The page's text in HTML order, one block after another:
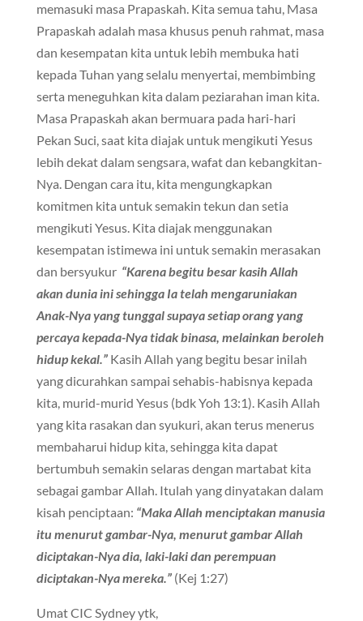
memasuki masa Prapaskah. Kita semua tahu, Masa
Prapaskah adalah masa khusus penuh rahmat, masa
dan kesempatan kita untuk lebih membuka hati
kepada Tuhan yang selalu menyertai, membimbing
serta meneguhkan kita dalam peziarahan iman kita.
Masa Prapaskah akan bermuara pada hari-hari
Pekan Suci, saat kita diajak untuk mengikuti Yesus
lebih dekat dalam sengsara, wafat dan kebangkitan-
Nya. Dengan cara itu, kita mengungkapkan
komitmen kita untuk semakin tekun dan setia
mengikuti Yesus. Kita diajak menggunakan
kesempatan istimewa ini untuk semakin merasakan
dan bersyukur “Karena begitu besar kasih Allah
akan dunia ini sehingga Ia telah mengaruniakan
Anak-Nya yang tunggal supaya setiap orang yang
percaya kepada-Nya tidak binasa, melainkan beroleh
hidup kekal.” Kasih Allah yang begitu besar inilah
yang dicurahkan sampai sehabis-habisnya kepada
kita, murid-murid Yesus (bdk Yoh 13:1). Kasih Allah
yang kita rasakan dan syukuri, akan terus menerus
membaharui hidup kita, sehingga kita dapat
bertumbuh semakin selaras dengan martabat kita
sebagai gambar Allah. Itulah yang dinyatakan dalam
kisah penciptaan: “Maka Allah menciptakan manusia
itu menurut gambar-Nya, menurut gambar Allah
diciptakan-Nya dia, laki-laki dan perempuan
diciptakan-Nya mereka.” (Kej 1:27)
Umat CIC Sydney ytk,